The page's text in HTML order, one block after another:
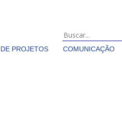
PROJETOS COMUNICAÇÃO